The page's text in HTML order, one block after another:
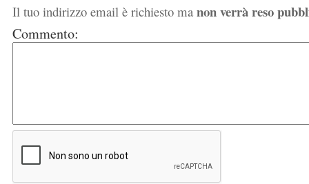
Il tuo indirizzo email è richiesto ma non verrà reso
Commento: